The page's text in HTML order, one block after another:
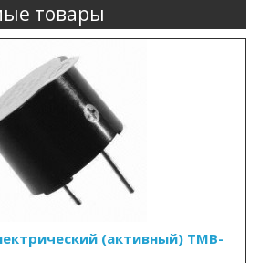
товары
(активный) TMB-